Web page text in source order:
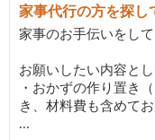
家事代行の方を探し
家事のお手伝いをし
お願いしたい内容と
・おかずの作り置き
き、材料費も含めてお
...